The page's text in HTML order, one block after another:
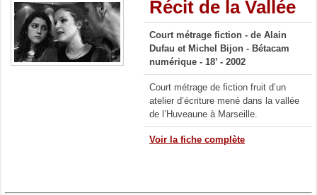
Récit de la Vallée
Court métrage fiction - de Alain
Dufau et Michel Bijon - Bétacam
numérique - 18’ - 2002
Court métrage de fiction fruit d’un
atelier d’écriture mené dans la vallée
de l’Huveaune à Marseille.
Voir la fiche complète